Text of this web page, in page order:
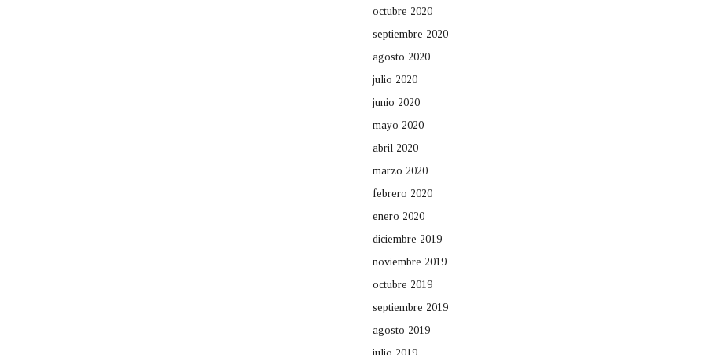
octubre 2020
septiembre 2020
agosto 2020
julio 2020
junio 2020
mayo 2020
abril 2020
marzo 2020
febrero 2020
enero 2020
diciembre 2019
noviembre 2019
octubre 2019
septiembre 2019
agosto 2019